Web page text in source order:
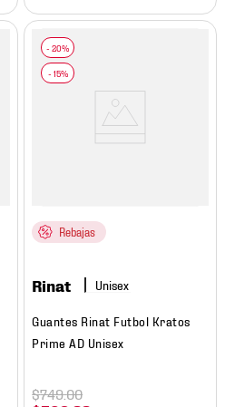
Rebajas
Rinat
Guantes Rinat Futbol Kratos
Prime AD Unisex
$749.00